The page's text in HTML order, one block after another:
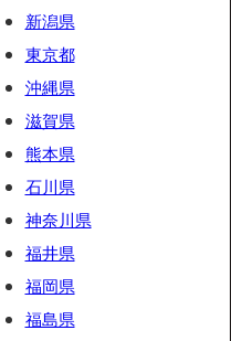
新潟県
東京都
沖縄県
滋賀県
熊本県
石川県
神奈川県
福井県
福岡県
福島県